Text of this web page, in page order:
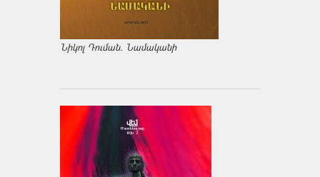
Նիկոլ Դուման. Նամականի